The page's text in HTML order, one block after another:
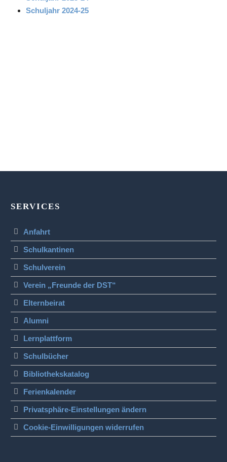
Schuljahr 2024-25
SERVICES
Anfahrt
Schulkantinen
Schulverein
Verein „Freunde der DST“
Elternbeirat
Alumni
Lernplattform
Schulbücher
Bibliothekskatalog
Ferienkalender
Privatsphäre-Einstellungen ändern
Cookie-Einwilligungen widerrufen